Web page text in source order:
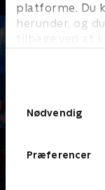
platforme. Du
herunder, og
tilbage ved at
Nødvendig
Præferencer